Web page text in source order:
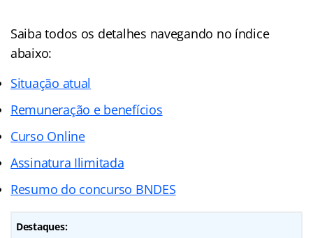
Saiba todos os detalhes navegando no índice
abaixo:
Situação atual
Remuneração e benefícios
Curso Online
Assinatura Ilimitada
Resumo do concurso BNDES
Destaques: